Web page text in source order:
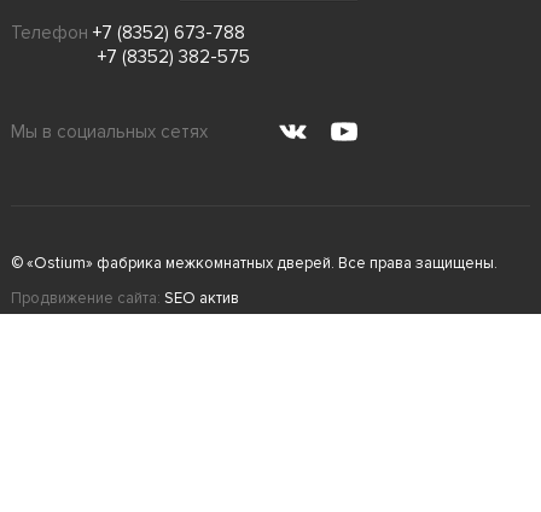
Телефон +7 (8352) 673-788
+7 (8352) 382-575
Мы в социальных сетях
© «Ostium» фабрика межкомнатных дверей. Все права защищены.
Продвижение сайта: SEO актив